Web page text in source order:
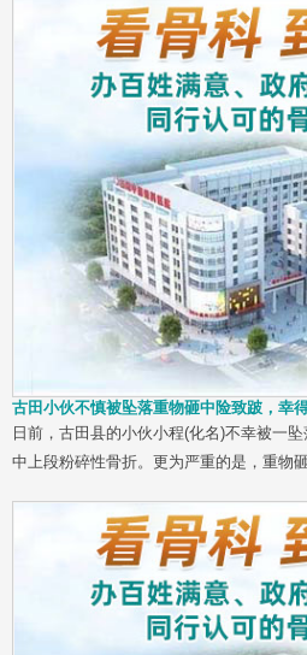
古田小伙不慎被坠落重物砸中险致跛，幸
日前，古田县的小伙小程(化名)不幸被一
中上段粉碎性骨折。更为严重的是，重物